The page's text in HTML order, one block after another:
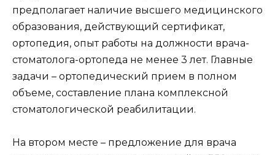
предполагает наличие высшего медицинского
образования, действующий сертификат,
ортопедия, опыт работы на должности врача-
стоматолога-ортопеда не менее 3 лет. Главные
задачи – ортопедический прием в полном
объеме, составление плана комплексной
стоматологической реабилитации.
На втором месте – предложение для врача